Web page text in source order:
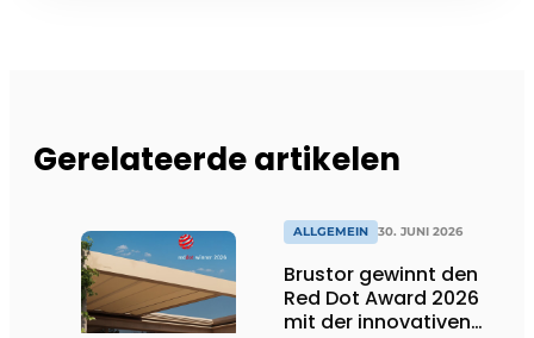
Gerelateerde artikelen
ALLGEMEIN 30. JUNI 2026
Brustor gewinnt den
Red Dot Award 2026
mit der innovativen